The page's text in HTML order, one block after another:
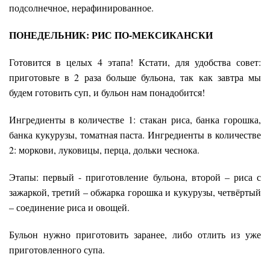
подсолнечное, нерафинированное.
ПОНЕДЕЛЬНИК: РИС ПО-МЕКСИКАНСКИ
Готовится в целых 4 этапа! Кстати, для удобства совет:
приготовьте в 2 раза больше бульона, так как завтра мы
будем готовить суп, и бульон нам понадобится!
Ингредиенты в количестве 1: стакан риса, банка горошка,
банка кукурузы, томатная паста. Ингредиенты в количестве
2: моркови, луковицы, перца, дольки чеснока.
Этапы: первый - приготовление бульона, второй – риса с
зажаркой, третий – обжарка горошка и кукурузы, четвёртый
– соединение риса и овощей.
Бульон нужно приготовить заранее, либо отлить из уже
приготовленного супа.